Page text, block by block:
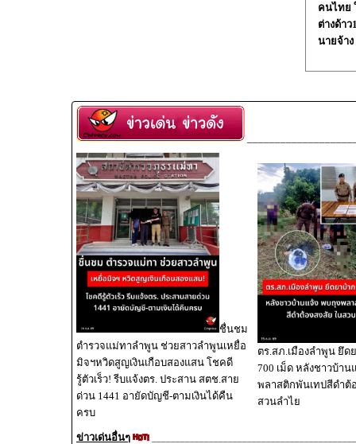
คนไทย
ต่างด้า
นายจ้าง
ชื่นชม
ตำรวจแม่ทาลำพูน ช่วยสาวลำพูนเหยื่อ
มิจฯหวิดสูญเงินเกือบสองแสน โชคดี
รู้ตัวเร็ว! รีบแจ้งตร. ประสาน สตช.สาย
ด่วน 1441 อายัดบัญชี-ตามเงินได้คืน
ครบ
ตร.สภ.เมืองลำพูน ยึด
700 เม็ด หลังชาวบ้าน
พลาสติกพันเทปสีดำต้
สวนลำไย
ข่าวเด่นอื่นๆ